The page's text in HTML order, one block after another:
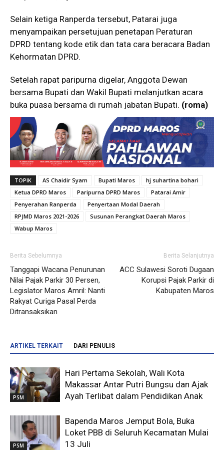
Selain ketiga Ranperda tersebut, Patarai juga
menyampaikan persetujuan penetapan Peraturan
DPRD tentang kode etik dan tata cara beracara Badan
Kehormatan DPRD.
Setelah rapat paripurna digelar, Anggota Dewan
bersama Bupati dan Wakil Bupati melanjutkan acara
buka puasa bersama di rumah jabatan Bupati. (roma)
TOPIK AS Chaidir Syam Bupati Maros
hj suhartina bohari
Ketua DPRD Maros
Paripurna DPRD Maros
Patarai Amir
Penyerahan Ranperda
Penyertaan Modal Daerah
RPJMD Maros 2021-2026
Susunan Perangkat Daerah Maros
Wabup Maros
Berita Sebelumnya
Tanggapi Wacana Penurunan
Nilai Pajak Parkir 30 Persen,
Legislator Maros Amril: Nanti
Rakyat Curiga Pasal Perda
Ditransaksikan
Berita Selanjutnya
ACC Sulawesi Soroti Dugaan
Korupsi Pajak Parkir di
Kabupaten Maros
ARTIKEL TERKAIT DARI PENULIS
PSM
Hari Pertama Sekolah, Wali Kota
Makassar Antar Putri Bungsu dan Ajak
Ayah Terlibat dalam Pendidikan Anak
PSM
Bapenda Maros Jemput Bola, Buka
Loket PBB di Seluruh Kecamatan Mulai
13 Juli